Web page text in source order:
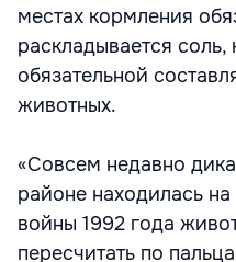
местах кормления
раскладывается соль,
обязательной
животных.
«Совсем недавно
районе находилась
войны 1992 года
пересчитать по